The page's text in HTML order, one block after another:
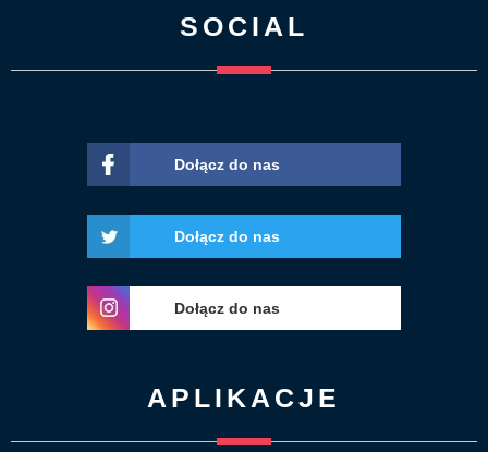
SOCIAL
Dołącz do nas
Dołącz do nas
Dołącz do nas
APLIKACJE